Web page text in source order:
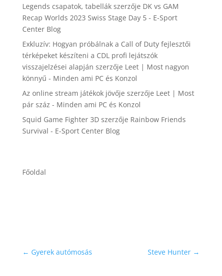
Legends csapatok, tabellákszerzője DK vs GAM
Recap Worlds 2023 Swiss Stage Day 5 - E-Sport
Center Blog
Exkluzív: Hogyan próbálnak a Call of Duty fejlesztői
térképeket készíteni a CDL profi lejátszók
visszajelzései alapján szerzője Leet | Most nagyon
könnyű - Minden ami PC és Konzol
Az online stream játékok jövője szerzője Leet | Most
pár száz - Minden ami PC és Konzol
Squid Game Fighter 3Dszerzője Rainbow Friends
Survival - E-Sport Center Blog
Főoldal
← Gyerek autómosás Steve Hunter →